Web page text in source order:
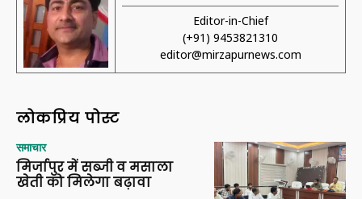
Editor-in-Chief
(+91) 9453821310
editor@mirzapurnews.com
लोकप्रिय पोस्ट
समाचार
मिर्जापुर में सब्जी व मसाला
खेती को मिलेगा बढ़ावा